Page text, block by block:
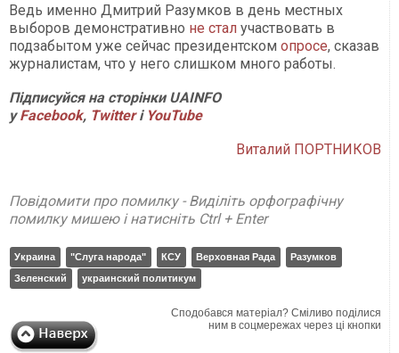
Ведь именно Дмитрий Разумков в день местных
выборов демонстративно не стал участвовать в
подзабытом уже сейчас президентском опросе, сказав
журналистам, что у него слишком много работы.
Підписуйся на сторінки UAINFO
уFacebook, Twitterі YouTube
Виталий ПОРТНИКОВ
Повідомити про помилку - Виділіть орфографічну
помилку мишею і натисніть Ctrl + Enter
Украина "Слуга народа" КСУ Верховная Рада
Разумков
Зеленский
украинский политикум
Сподобався матеріал? Сміливо поділися
ним в соцмережах через ці кнопки